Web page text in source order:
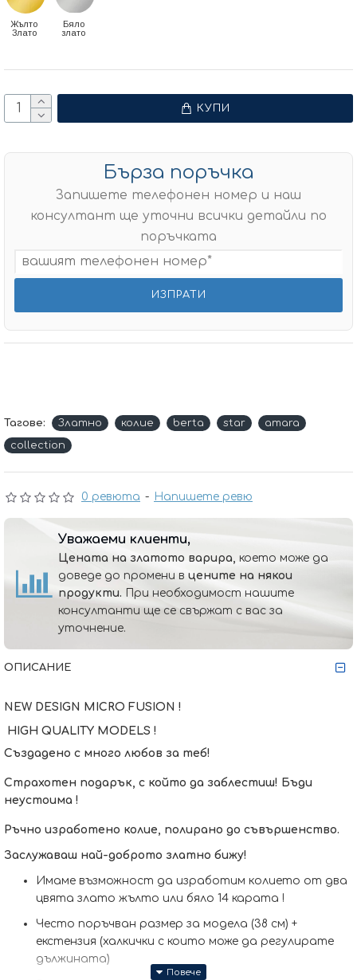
0 ревюта - Напишете ревю
Жълто
Злато
Бяло
злато
КУПИ
Бърза поръчка
Запишете телефонен номер и наш
консултант ще уточни всички детайли по
поръчката
Тагове: Златно колие berta star
amara
collection
Уважаеми клиенти,
Цената на златото варира, което може да
доведе до промени в цените на някои
продукти. При необходимост нашите
консултанти ще се свържат с вас за
уточнение.
ОПИСАНИЕ
NEW DESIGN MICRO FUSION !
HIGH QUALITY MODELS !
Създадено с много любов за теб!
Страхотен подарък, с който да заблестиш! Бъди
неустоима !
Ръчно изработено колие, полирано до съвършенство.
Заслужаваш най-доброто златно бижу!
Имаме възможност да изработим кoлието от два
цвята злато жълто или бяло 14 карата !
Често поръчван размер за модела (38 см) +
екстензия (халкички с които може да регулирате
дължината)